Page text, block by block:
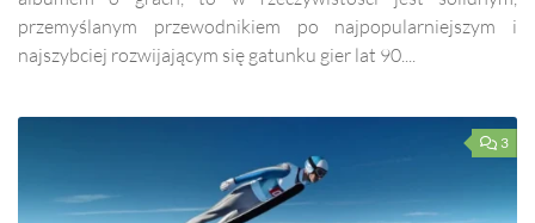
przemyślanym przewodnikiem po najpopularniejszym i
najszybciej rozwijającym się gatunku gier lat 90....
3